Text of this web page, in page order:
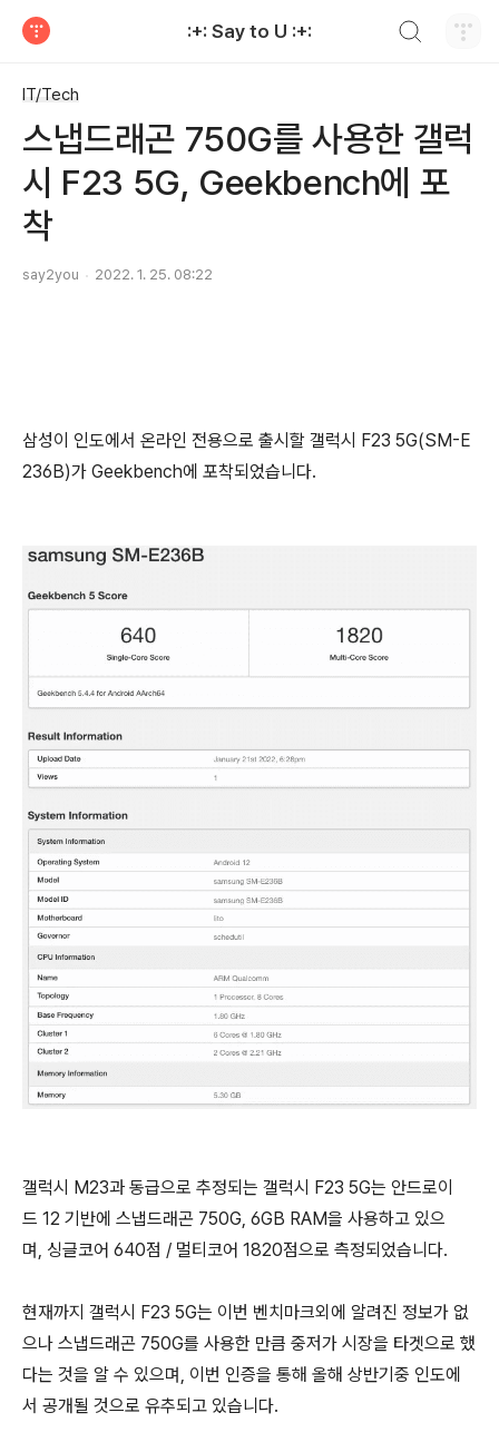
:+: Say to U :+:
IT/Tech
스냅드래곤 750G를 사용한 갤럭
시 F23 5G, Geekbench에 포
착
say2you 2022. 1. 25. 08:22
삼성이 인도에서 온라인 전용으로 출시할 갤럭시 F23 5G(SM-E
236B)가 Geekbench에 포착되었습니다.
갤럭시 M23과 동급으로 추정되는 갤럭시 F23 5G는 안드로이
드 12 기반에 스냅드래곤 750G, 6GB RAM을 사용하고 있으
며, 싱글코어 640점 / 멀티코어 1820점으로 측정되었습니다.
현재까지 갤럭시 F23 5G는 이번 벤치마크외에 알려진 정보가 없
으나 스냅드래곤 750G를 사용한 만큼 중저가 시장을 타겟으로 했
다는 것을 알 수 있으며, 이번 인증을 통해 올해 상반기중 인도에
서 공개될 것으로 유추되고 있습니다.